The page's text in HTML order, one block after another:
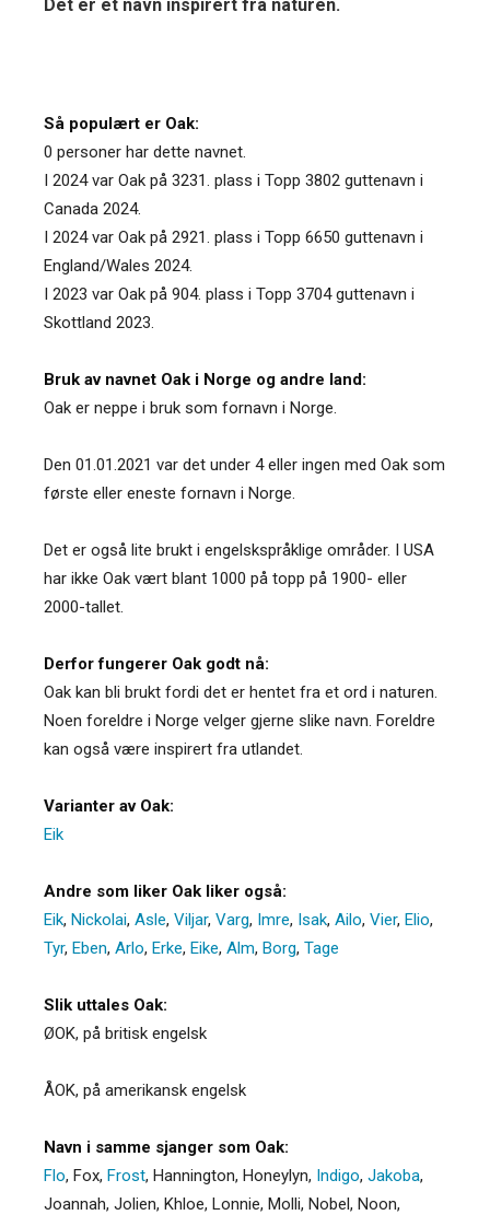
Det er et navn inspirert fra naturen.
Så populært er Oak:
0 personer har dette navnet.
I 2024 var Oak på 3231. plass i Topp 3802 guttenavn i
Canada 2024.
I 2024 var Oak på 2921. plass i Topp 6650 guttenavn i
England/Wales 2024.
I 2023 var Oak på 904. plass i Topp 3704 guttenavn i
Skottland 2023.
Bruk av navnet Oak i Norge og andre land:
Oak er neppe i bruk som fornavn i Norge.
Den 01.01.2021 var det under 4 eller ingen med Oak som
første eller eneste fornavn i Norge.
Det er også lite brukt i engelskspråklige områder. I USA
har ikke Oak vært blant 1000 på topp på 1900- eller
2000-tallet.
Derfor fungerer Oak godt nå:
Oak kan bli brukt fordi det er hentet fra et ord i naturen.
Noen foreldre i Norge velger gjerne slike navn. Foreldre
kan også være inspirert fra utlandet.
Varianter av Oak:
Eik
Andre som liker Oak liker også:
Eik, Nickolai, Asle, Viljar, Varg, Imre, Isak, Ailo, Vier, Elio,
Tyr, Eben, Arlo, Erke, Eike, Alm, Borg, Tage
Slik uttales Oak:
ØOK, på britisk engelsk
ÅOK, på amerikansk engelsk
Navn i samme sjanger som Oak:
Flo, Fox, Frost, Hannington, Honeylyn, Indigo, Jakoba,
Joannah, Jolien, Khloe, Lonnie, Molli, Nobel, Noon,